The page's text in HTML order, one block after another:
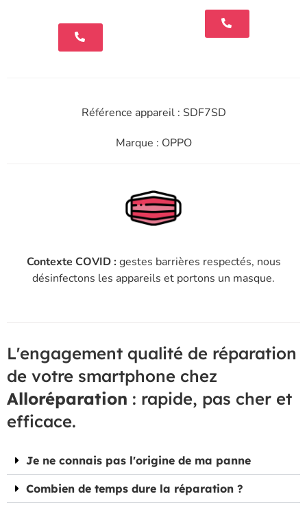
Référence appareil : SDF7SD
Marque : OPPO
Contexte COVID :gestes barrières respectés, nous
désinfectons les appareils et portons un masque.
L'engagement qualité de réparation
de votre smartphone chez
Alloréparation : rapide, pas cher et
efficace.
Je ne connais pas l'origine de ma panne
Combien de temps dure la réparation ?